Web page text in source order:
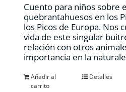
Cuento para niños sobre
quebrantahuesos en los
los Picos de Europa. Nos
vida de este singular
relación con otros
importancia en la
Añadir al
carrito
Detalles